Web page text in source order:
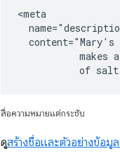
<meta
content="Mary's
makes
of
สื่อความหมายแต่กระชับ
ดูสร้างชื่อและตัวอย่างข้อมู